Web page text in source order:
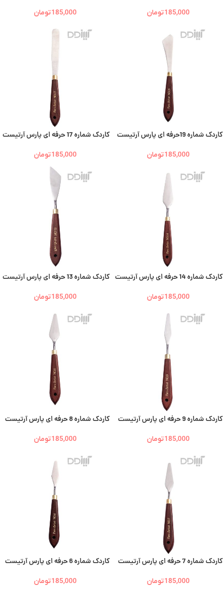
185,000تومان 185,000تومان
کاردک شماره 19حرفه ای پارس آرتیست
185,000تومان
کاردک شماره 17 حرفه ای پارس آرتیست
185,000تومان
کاردک شماره 14 حرفه ای پارس آرتیست
185,000تومان
کاردک شماره 13 حرفه ای پارس آرتیست
185,000تومان
کاردک شماره 9 حرفه ای پارس آرتیست
185,000تومان
کاردک شماره 8 حرفه ای پارس آرتیست
185,000تومان
کاردک شماره 7 حرفه ای پارس آرتیست
185,000تومان
کاردک شماره 6 حرفه ای پارس آرتیست
185,000تومان